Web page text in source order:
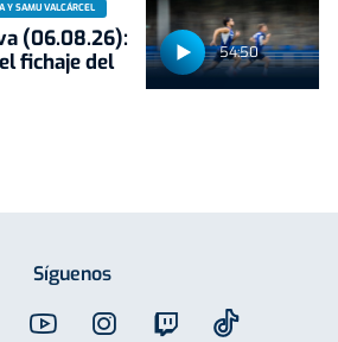
54:50
Y SAMU VALCÁRCEL
(06.08.26):
fichaje del
Síguenos